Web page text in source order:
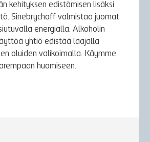
kehityksen edistämisen lisäksi
Sinebrychoff valmistaa juomat
energialla. Alkoholin
yhtiö edistää laajalla
oluiden valikoimalla. Käymme
huomiseen.